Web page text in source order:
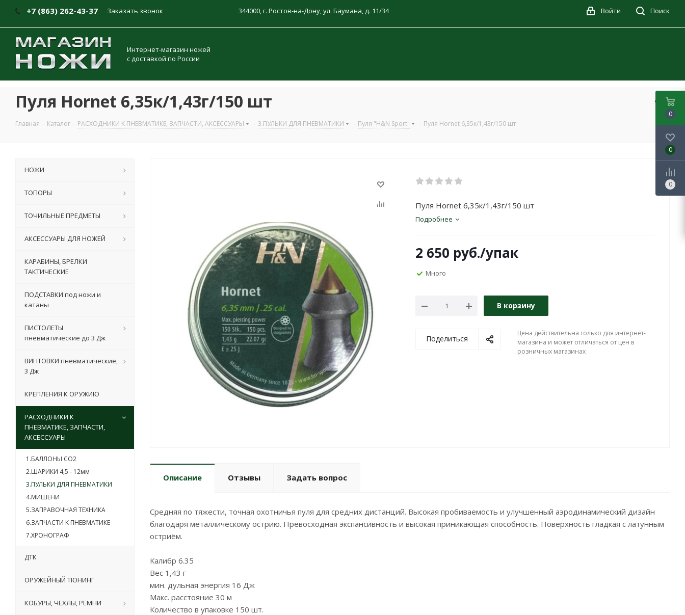
+7 (863) 262-43-37 Заказать звонок 344000, г. Ростов-на-Дону, ул. Баумана, д. 11/34 Поиск
Войти
Интернет-магазин ножей
с доставкой по России
Пуля Hornet 6,35к/1,43г/150 шт
Главная - Каталог - РАСХОДНИКИ К ПНЕВМАТИКЕ, ЗАПЧАСТИ, АКСЕССУАРЫ - 3.ПУЛЬКИ ДЛЯ ПНЕВМАТИКИ - Пуля "H&N Sport" - Пуля Hornet 6,35к/1,43г/150 шт
Пуля Hornet 6,35к/1,43г/150 шт
Подробнее
2 650 руб./упак
Много
В корзину
Поделиться
Цена действительна только для интернет-
магазина и может отличаться от цен в
розничных магазинах
Описание Отзывы Задать вопрос
Средняя nо тяжести, точная охотничья пуля для средних дистанций. Высокая пробиваемость и улучшенный аэродинамический дизайн
благодаря металлическому острию. Превосходная экспансивность и высокая приникающая способность. Поверхность гладкая с латунным
остриём.
Калибр 6.35
Вес 1,43 г
мин. дульная энергия 16 Дж
Макс. расстояние 30 м
Количество в упаковке 150 шт.
НОЖИ
ТОПОРЫ
ТОЧИЛЬНЫЕ ПРЕДМЕТЫ
АКСЕССУАРЫ ДЛЯ НОЖЕЙ
КАРАБИНЫ, БРЕЛКИ
ТАКТИЧЕСКИЕ
ПОДСТАВКИ под ножи и
катаны
ПИСТОЛЕТЫ
пневматические до 3 Дж
ВИНТОВКИ пневматические,
3 Дж
КРЕПЛЕНИЯ К ОРУЖИЮ
РАСХОДНИКИ К
ПНЕВМАТИКЕ, ЗАПЧАСТИ,
АКСЕССУАРЫ
1.БАЛЛОНЫ CO2
2.ШАРИКИ 4,5 - 12мм
3.ПУЛЬКИ ДЛЯ ПНЕВМАТИКИ
4.МИШЕНИ
5.ЗАПРАВОЧНАЯ ТЕХНИКА
6.ЗАПЧАСТИ К ПНЕВМАТИКЕ
7.ХРОНОГРАФ
ДТК
ОРУЖЕЙНЫЙ ТЮНИНГ
КОБУРЫ, ЧЕХЛЫ, РЕМНИ
0
0
0